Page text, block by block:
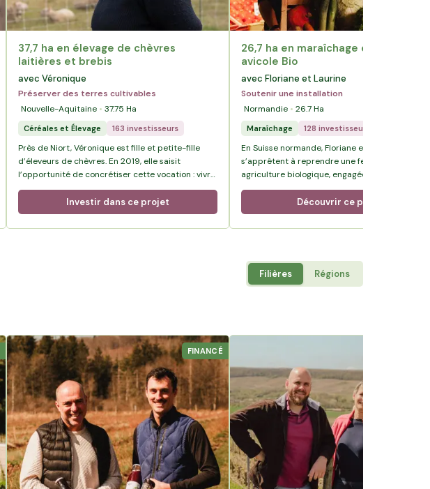
37,7 ha en élevage de chèvres
laitières et brebis
avec Véronique
Préserver des terres cultivables
Nouvelle-Aquitaine
37.75 Ha
Céréales et Élevage 163 investisseurs
Près de Niort, Véronique est fille et petite-fille
d’éleveurs de chèvres. En 2019, elle saisit
l’opportunité de concrétiser cette vocation : vivre
pleinement de sa passion en reprenant une ferme
d’élevage de chèvres.Investir dans ce projet
26,7 ha en maraîchage et élevage
avicole Bio
avec Floriane et Laurine
Soutenir une installation
Normandie
26.7Ha
Maraîchage 128 investisseurs
En Suisse normande, Floriane et Laurine
s’apprêtent à reprendre une ferme diversifiée
agriculture biologique, engagée dans cette
démarche depuis plus de quinze ans.
Découvrir ce projet
Filières Régions
FINANCÉ